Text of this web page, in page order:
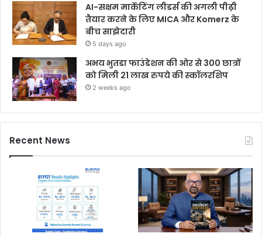
AI-सक्षम मार्केटिंग लीडर्स की अगली पीढ़ी
तैयार करने के लिए MICA और Komerz के
बीच साझेदारी
5 days ago
अभय भुतडा फाउंडेशन की ओर से 300 छात्रों
को मिली 21 लाख रुपये की स्कॉलरशिप
2 weeks ago
Recent News